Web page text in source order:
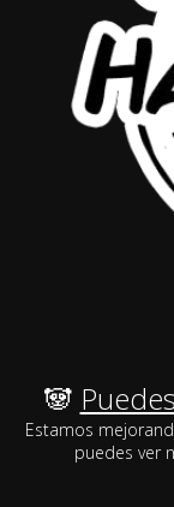
🐼
Estamos
puedes ver